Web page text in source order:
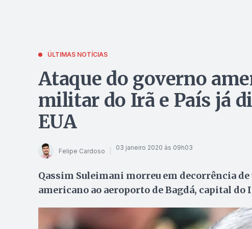
ÚLTIMAS NOTÍCIAS
Ataque do governo
militar do Irã e País já
EUA
Felipe Cardoso 03 janeiro 2020 às 09h03
Qassim Suleimani morreu em decorrência
americano ao aeroporto de Bagdá, capital do